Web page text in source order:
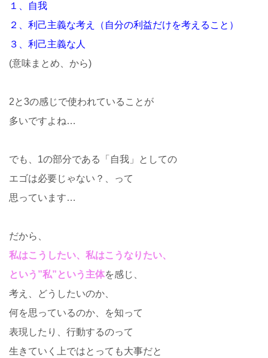
１、自我
２、利己主義な考え（自分の利益だけを考えること）
３、利己主義な人
(意味まとめ、から)
2と3の感じで使われていることが
多いですよね…
でも、1の部分である「自我」としての
エゴは必要じゃない？、って
思っています…
だから、
私はこうしたい、私はこうなりたい、
という”私”という主体を感じ、
考え、どうしたいのか、
何を思っているのか、を知って
表現したり、行動するのって
生きていく上ではとっても大事だと